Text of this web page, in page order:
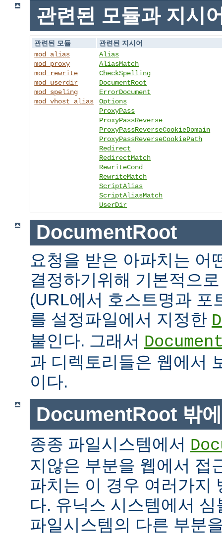
관련된 모듈과 지시
관련된 모듈
관련된 지시어
mod_alias
mod_proxy
mod_rewrite
mod_userdir
mod_speling
mod_vhost_alias
Alias
AliasMatch
CheckSpelling
DocumentRoot
ErrorDocument
Options
ProxyPass
ProxyPassReverse
ProxyPassReverseCookieDomain
ProxyPassReverseCookiePath
Redirect
RedirectMatch
RewriteCond
RewriteMatch
ScriptAlias
ScriptAliasMatch
UserDir
DocumentRoot
요청을 받은 아파치는 어
결정하기위해 기본적으
(URL에서 호스트명과 포
를 설정파일에서 지정한
붙인다. 그래서
과 디렉토리들은 웹에서
이다.
DocumentRoot 밖
종종 파일시스템에서
지않은 부분을 웹에서 접
파치는 이 경우 여러가지
다. 유닉스 시스템에서
파일시스템의 다른 부분